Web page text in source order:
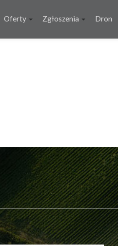
Oferty Zgłoszenia Dron